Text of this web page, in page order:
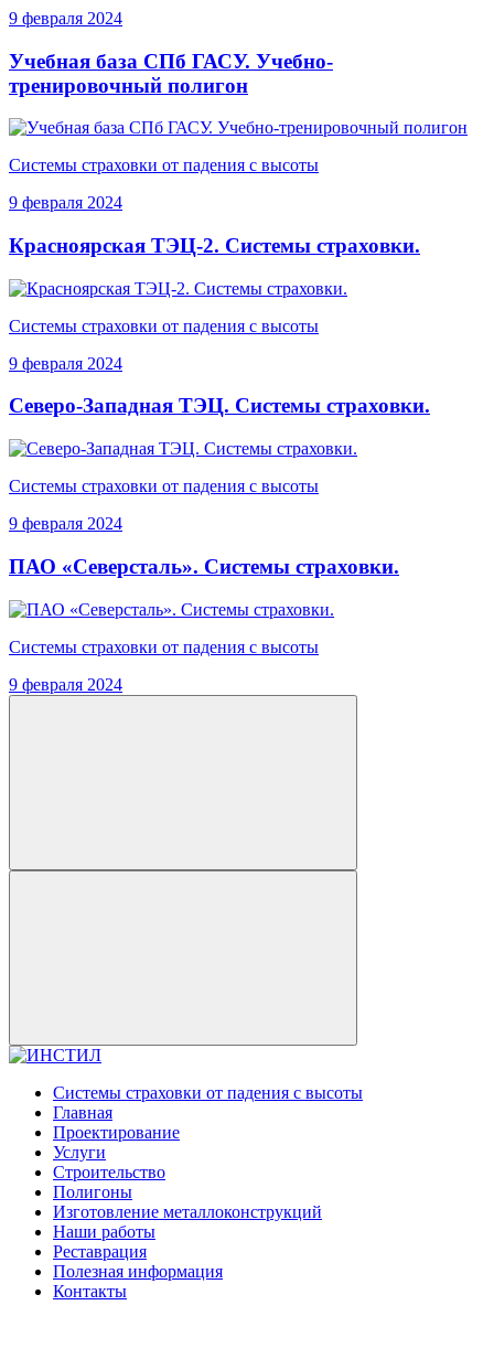
9 февраля 2024
Учебная база СПб ГАСУ. Учебно-
тренировочный полигон
Системы страховки от падения с высоты
9 февраля 2024
Красноярская ТЭЦ-2. Системы страховки.
Системы страховки от падения с высоты
9 февраля 2024
Северо-Западная ТЭЦ. Системы страховки.
Системы страховки от падения с высоты
9 февраля 2024
ПАО «Северсталь». Системы страховки.
Системы страховки от падения с высоты
9 февраля 2024
Системы страховки от падения с высоты
Главная
Проектирование
Услуги
Строительство
Полигоны
Изготовление металлоконструкций
Наши работы
Реставрация
Полезная информация
Контакты